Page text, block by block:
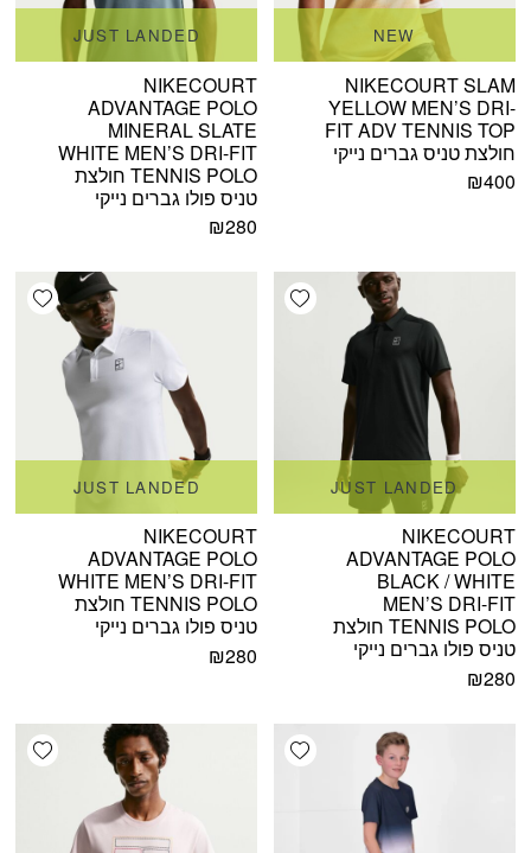
NEW
NIKECOURT SLAM
YELLOW MEN’S DRI-
FIT ADV TENNIS TOP
חולצת טניס גברים נייקי
₪400
JUST LANDED
NIKECOURT
ADVANTAGE POLO
MINERAL SLATE
WHITE MEN’S DRI-FIT
TENNIS POLO חולצת
טניס פולו גברים נייקי
₪280
Add wishlist
JUST LANDED
NIKECOURT
ADVANTAGE POLO
BLACK / WHITE
MEN’S DRI-FIT
TENNIS POLO חולצת
טניס פולו גברים נייקי
₪280
JUST LANDED
NIKECOURT
ADVANTAGE POLO
WHITE MEN’S DRI-FIT
TENNIS POLO חולצת
טניס פולו גברים נייקי
₪280
Add wishlist